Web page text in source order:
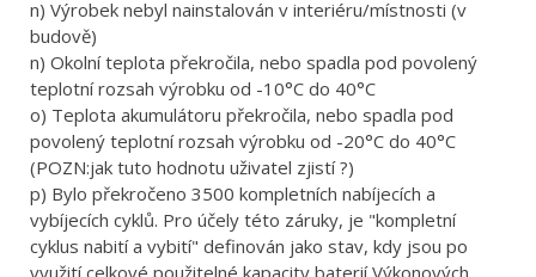
n) Výrobek nebyl nainstalován v interiéru/místnosti (v
budově)
n) Okolní teplota překročila, nebo spadla pod povolený
teplotní rozsah výrobku od -10°C do 40°C
o) Teplota akumulátoru překročila, nebo spadla pod
povolený teplotní rozsah výrobku od -20°C do 40°C
(POZN:jak tuto hodnotu uživatel zjistí ?)
p) Bylo překročeno 3500 kompletních nabíjecích a
vybíjecích cyklů. Pro účely této záruky, je "kompletní
cyklus nabití a vybití" definován jako stav, kdy jsou po
využití celkové použitelné kapacity baterií Výkonových